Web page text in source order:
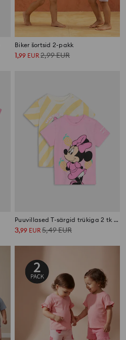
Biker šortsid 2-pakk
1,99 EUR2,99EUR
Puuvillased T-särgid trükiga 2 tk Minnie Mouse
3,99 EUR 5,49EUR